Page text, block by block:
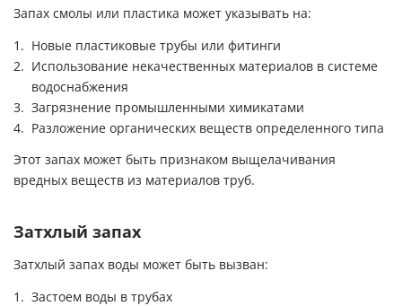
Запах смолы или пластика может указывать на:
Новые пластиковые трубы или фитинги
Использование некачественных материалов в системе
водоснабжения
Загрязнение промышленными химикатами
Разложение органических веществ определенного типа
Этот запах может быть признаком выщелачивания
вредных веществ из материалов труб.
Затхлый запах
Затхлый запах воды может быть вызван:
Застоем воды в трубах